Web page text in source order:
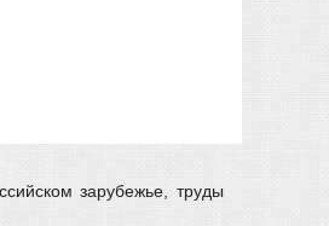
зарубежье, труды